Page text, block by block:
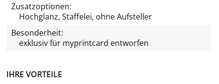
IHRE VORTEILE
Zusatzoptionen:
Hochglanz, Staffelei, ohne Aufsteller
Besonderheit:
exklusiv für myprintcard entworfen